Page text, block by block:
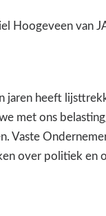
Hoogeveen van
heeft
met ons
Vaste
over politiek en